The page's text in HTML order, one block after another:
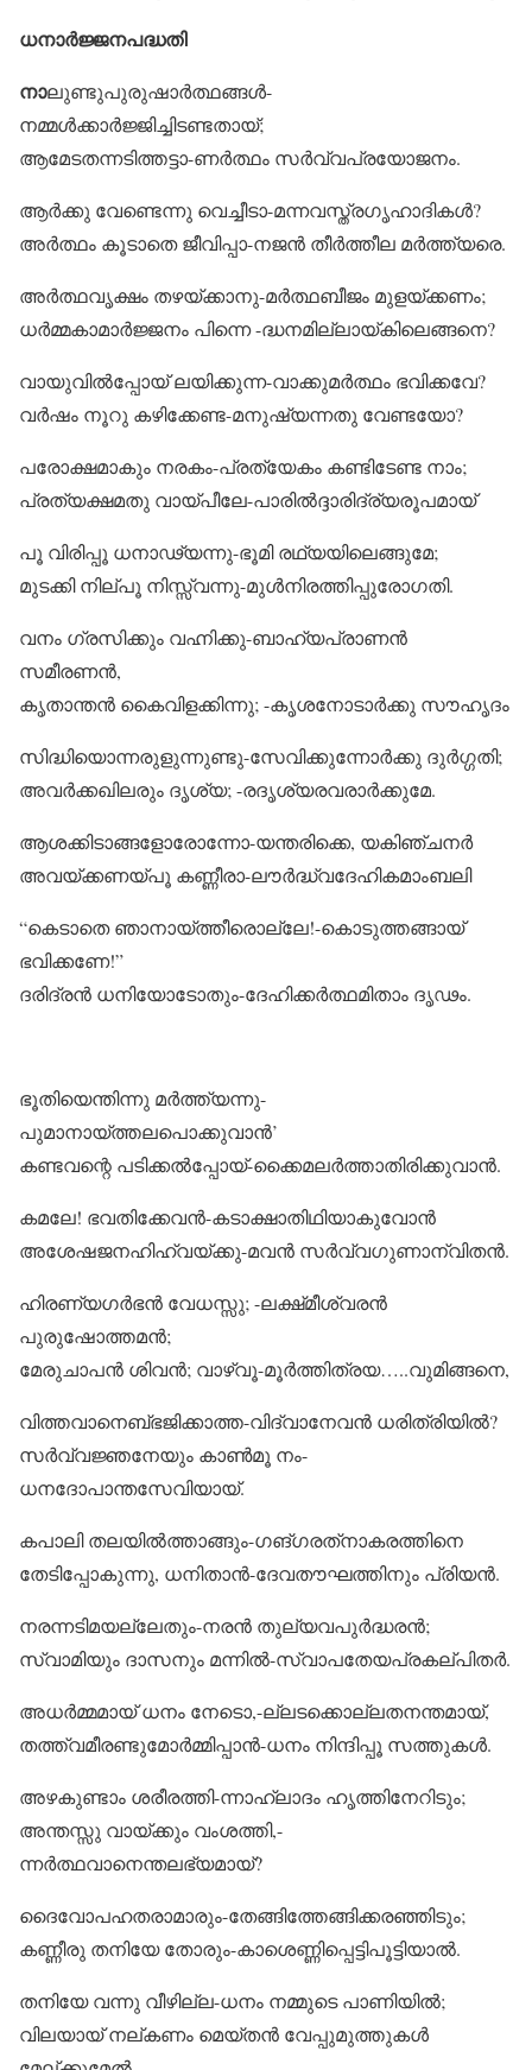
ധനാർജ്ജനപദ്ധതി
നാലുണ്ടുപുരുഷാർത്ഥങ്ങൾ-
നമ്മൾക്കാർജ്ജിച്ചിടണ്ടതായ്;
ആമേടതന്നടിത്തട്ടാ-ണർത്ഥം സർവ്വപ്രയോജനം.
ആർക്കു വേണ്ടെന്നു വെച്ചീടാ-മന്നവസ്ത്രഗൃഹാദികൾ?
അർത്ഥം കൂടാതെ ജീവിപ്പാ-നജൻ തീർത്തീല മർത്ത്യരെ.
അർത്ഥവൃക്ഷം തഴയ്ക്കാനു-മർത്ഥബീജം മുളയ്ക്കണം;
ധർമ്മകാമാർജ്ജനം പിന്നെ -ദ്ധനമില്ലായ്കിലെങ്ങനെ?
വായുവിൽപ്പോയ് ലയിക്കുന്ന-വാക്കുമർത്ഥം ഭവിക്കവേ?
വർഷം നൂറു കഴിക്കേണ്ട-മനുഷ്യന്നതു വേണ്ടയോ?
പരോക്ഷമാകും നരകം-പ്രത്യേകം കണ്ടിടേണ്ട നാം;
പ്രത്യക്ഷമതു വായ്പീലേ-പാരിൽദ്ദാരിദ്ര്യരൂപമായ്
പൂ വിരിപ്പൂ ധനാഢ്യന്നു-ഭൂമി രഥ്യയിലെങ്ങുമേ;
മുടക്കി നില്പൂ നിസ്സ്വന്നു-മുൾനിരത്തിപ്പുരോഗതി.
വനം ഗ്രസിക്കും വഹ്നിക്കു-ബാഹ്യപ്രാണൻ
സമീരണൻ,
കൃതാന്തൻ കൈവിളക്കിന്നു; -കൃശനോടാർക്കു സൗഹൃദം
സിദ്ധിയൊന്നരുളുന്നുണ്ടു-സേവിക്കുന്നോർക്കു ദുർഗ്ഗതി;
അവർക്കഖിലരും ദൃശ്യ; -രദൃശ്യരവരാർക്കുമേ.
ആശക്കിടാങ്ങളോരോന്നോ-യന്തരിക്കെ, യകിഞ്ചനർ
അവയ്ക്കണയ്പൂ കണ്ണീരാ-ലൗർദ്ധ്വദേഹികമാംബലി
“കെടാതെ ഞാനായ്ത്തീരൊല്ലേ!-കൊടുത്തങ്ങായ്
ഭവിക്കണേ!”
ദരിദ്രൻ ധനിയോടോതും-ദേഹിക്കർത്ഥമിതാം ദൃഢം.
ഭൂതിയെന്തിന്നു മർത്ത്യന്നു-
പുമാനായ്‌ത്തലപൊക്കുവാൻ’
കണ്ടവന്റെ പടിക്കൽപ്പോയ്-ക്കൈമലർത്താതിരിക്കുവാൻ.
കമലേ! ഭവതിക്കേവൻ-കടാക്ഷാതിഥിയാകുവോൻ
അശേഷജനഹിഹ്വയ്‌ക്കു-മവൻ സർവ്വഗുണാന്വിതൻ.
ഹിരണ്യഗർഭൻ വേധസ്സു; -ലക്ഷ്‌മീശ്വരൻ
പുരുഷോത്തമൻ;
മേരുചാപൻ ശിവൻ; വാഴ്‌വൂ-മൂർത്തിത്രയ…..വുമിങ്ങനെ,
വിത്തവാനെബ്‌ഭജിക്കാത്ത-വിദ്വാനേവൻ ധരിത്രിയിൽ?
സർവ്വജ്ഞനേയും കാൺമൂ നം-
ധനദോപാന്തസേവിയായ്.
കപാലി തലയിൽത്താങ്ങും-ഗങ്‌ഗരത്‌നാകരത്തിനെ
തേടിപ്പോകുന്നു, ധനിതാൻ-ദേവതൗഘത്തിനും പ്രിയൻ.
നരന്നടിമയല്ലേതും-നരൻ തുല്യവപുർദ്ധരൻ;
സ്വാമിയും ദാസനും മന്നിൽ-സ്വാപതേയപ്രകല്‌പിതർ.
അധർമ്മമായ് ധനം നേടൊ,-ല്ലടക്കൊല്ലതനന്തമായ്,
തത്ത്വമീരണ്ടുമോർമ്മിപ്പാൻ-ധനം നിന്ദിപ്പൂ സത്തുകൾ.
അഴകുണ്ടാം ശരീരത്തി-ന്നാഹ്ലാദം ഹൃത്തിനേറിടും;
അന്തസ്സു വായ്‌ക്കും വംശത്തി,-
ന്നർത്ഥവാനെന്തലഭ്യമായ്?
ദൈവോപഹതരാമാരും-തേങ്ങിത്തേങ്ങിക്കരഞ്ഞിടും;
കണ്ണീരു തനിയേ തോരും-കാശെണ്ണിപ്പെട്ടിപൂട്ടിയാൽ.
തനിയേ വന്നു വീഴില്ല-ധനം നമ്മുടെ പാണിയിൽ;
വിലയായ് നല്‌കണം മെയ്‌തൻ വേപ്പുമുത്തുകൾ